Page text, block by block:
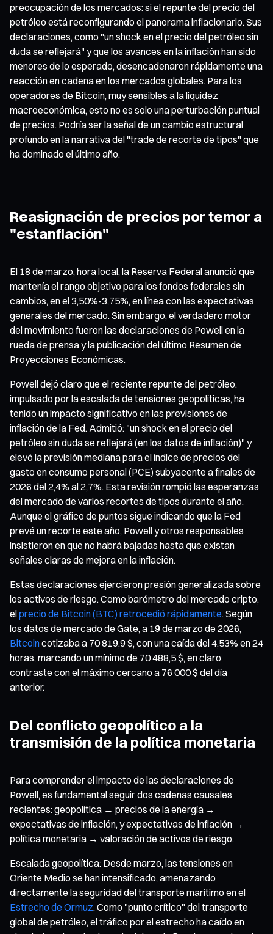
preocupación de los mercados: si el repunte del precio del
petróleo está reconfigurando el panorama inflacionario. Sus
declaraciones, como "un shock en el precio del petróleo sin
duda se reflejará" y que los avances en la inflación han sido
menores de lo esperado, desencadenaron rápidamente una
reacción en cadena en los mercados globales. Para los
operadores de Bitcoin, muy sensibles a la liquidez
macroeconómica, esto no es solo una perturbación puntual
de precios. Podría ser la señal de un cambio estructural
profundo en la narrativa del "trade de recorte de tipos" que
ha dominado el último año.
Reasignación de precios por temor a
"estanflación"
El 18 de marzo, hora local, la Reserva Federal anunció que
mantenía el rango objetivo para los fondos federales sin
cambios, en el 3,50%-3,75%, en línea con las expectativas
generales del mercado. Sin embargo, el verdadero motor
del movimiento fueron las declaraciones de Powell en la
rueda de prensa y la publicación del último Resumen de
Proyecciones Económicas.
Powell dejó claro que el reciente repunte del petróleo,
impulsado por la escalada de tensiones geopolíticas, ha
tenido un impacto significativo en las previsiones de
inflación de la Fed. Admitió: "un shock en el precio del
petróleo sin duda se reflejará (en los datos de inflación)" y
elevó la previsión mediana para el índice de precios del
gasto en consumo personal (PCE) subyacente a finales de
2026 del 2,4% al 2,7%. Esta revisión rompió las esperanzas
del mercado de varios recortes de tipos durante el año.
Aunque el gráfico de puntos sigue indicando que la Fed
prevé un recorte este año, Powell y otros responsables
insistieron en que no habrá bajadas hasta que existan
señales claras de mejora en la inflación.
Estas declaraciones ejercieron presión generalizada sobre
los activos de riesgo. Como barómetro del mercado cripto,
elprecio de Bitcoin (BTC) retrocedió rápidamente. Según
los datos de mercado de Gate, a 19 de marzo de 2026,
Bitcoincotizaba a 70 819,9 $, con una caída del 4,53% en 24
horas, marcando un mínimo de 70 488,5 $, en claro
contraste con el máximo cercano a 76 000 $ del día
anterior.
Del conflicto geopolítico a la
transmisión de la política monetaria
Para comprender el impacto de las declaraciones de
Powell, es fundamental seguir dos cadenas causales
recientes: geopolítica → precios de la energía →
expectativas de inflación, y expectativas de inflación →
política monetaria → valoración de activos de riesgo.
Escalada geopolítica: Desde marzo, las tensiones en
Oriente Medio se han intensificado, amenazando
directamente la seguridad del transporte marítimo en el
Estrecho de Ormuz. Como "punto crítico" del transporte
global de petróleo, el tráfico por el estrecho ha caído en